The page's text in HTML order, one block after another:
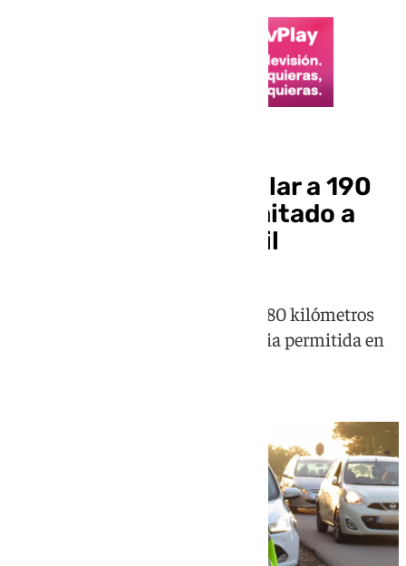
Investigado por circular a 190
km/h en un tramo limitado a
100 en la A-7 en Motril
El conductor superaba en más de 80 kilómetros
por hora la velocidad reglamentaria permitida en